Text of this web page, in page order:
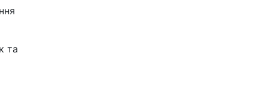
та